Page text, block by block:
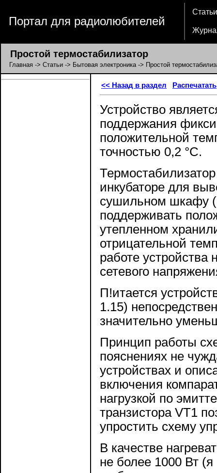
Портал для радиолюбителей
Статьи
Простой термостабилизатор
Главная -> Статьи -> Бытовая электроника-> Простой
<< Назад в раздел Распечатать
Устройство
поддержания
положительной
точностью 0,2 °С.
инкубаторе для
сушильном шкафу
поддерживать
утепленном
отрицательной
работе устройства
сетевого
П!итается
1.15)
значительно
Принцип работы
пояснениях не
устройствах и
включения
нагрузкой по
транзистора VT1
упростить схему
В качестве
не более 1000 Вт